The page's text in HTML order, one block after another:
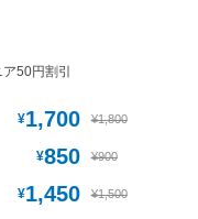
50円割引
¥1,700 ¥1,800
¥850 ¥900
¥1,450 ¥1,500